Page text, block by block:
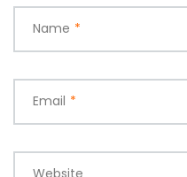
Name *
Email *
Website